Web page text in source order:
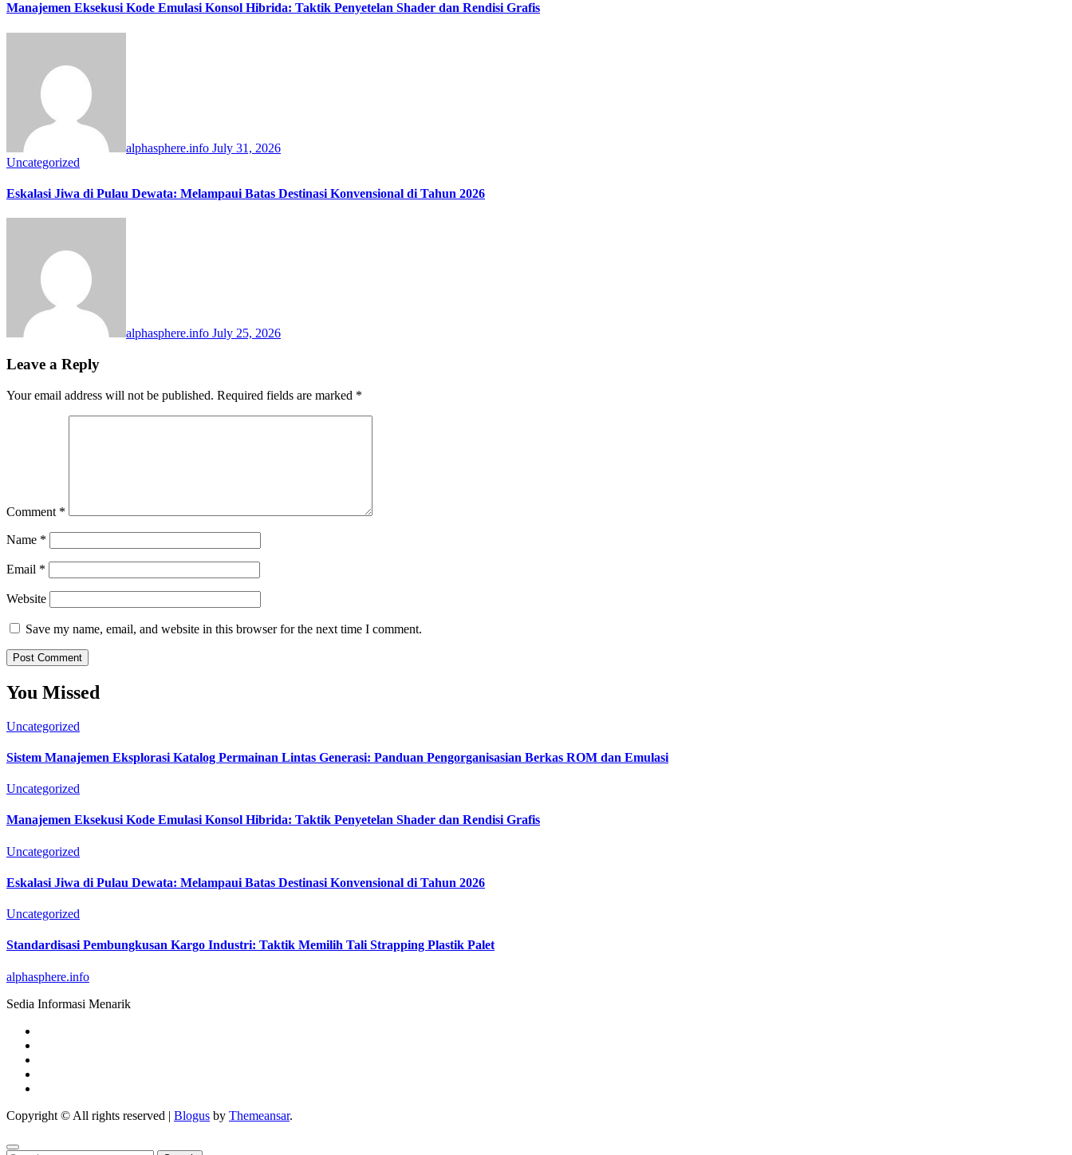
Manajemen Eksekusi Kode Emulasi Konsol Hibrida: Taktik Penyetelan Shader dan Rendisi Grafis
alphasphere.info July 31, 2026
Uncategorized
Eskalasi Jiwa di Pulau Dewata: Melampaui Batas Destinasi Konvensional di Tahun 2026
alphasphere.info July 25, 2026
Leave a Reply
Your email address will not be published. Required fields are marked *
Comment *
Name *
Email *
Website
Save my name, email, and website in this browser for the next time I comment.
You Missed
Uncategorized
Sistem Manajemen Eksplorasi Katalog Permainan Lintas Generasi: Panduan Pengorganisasian Berkas ROM dan Emulasi
Uncategorized
Manajemen Eksekusi Kode Emulasi Konsol Hibrida: Taktik Penyetelan Shader dan Rendisi Grafis
Uncategorized
Eskalasi Jiwa di Pulau Dewata: Melampaui Batas Destinasi Konvensional di Tahun 2026
Uncategorized
Standardisasi Pembungkusan Kargo Industri: Taktik Memilih Tali Strapping Plastik Palet
alphasphere.info
Sedia Informasi Menarik
Copyright © All rights reserved | Blogus by Themeansar.